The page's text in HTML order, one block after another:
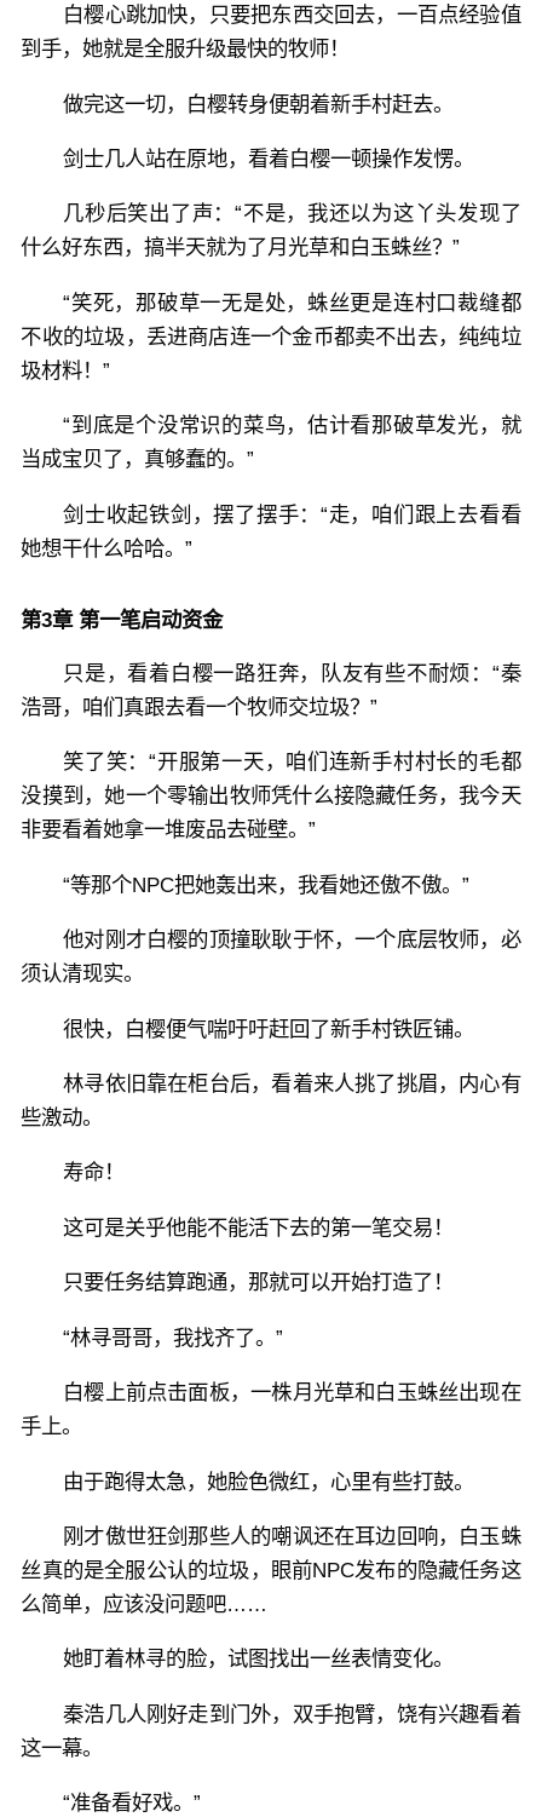
白樱心跳加快，只要把东西交回去，一百点经验值
到手，她就是全服升级最快的牧师！
做完这一切，白樱转身便朝着新手村赶去。
剑士几人站在原地，看着白樱一顿操作发愣。
几秒后笑出了声：“不是，我还以为这丫头发现了
什么好东西，搞半天就为了月光草和白玉蛛丝？”
“笑死，那破草一无是处，蛛丝更是连村口裁缝都
不收的垃圾，丢进商店连一个金币都卖不出去，纯纯垃
圾材料！”
“到底是个没常识的菜鸟，估计看那破草发光，就
当成宝贝了，真够蠢的。”
剑士收起铁剑，摆了摆手：“走，咱们跟上去看看
她想干什么哈哈。”
第3章 第一笔启动资金
只是，看着白樱一路狂奔，队友有些不耐烦：“秦
浩哥，咱们真跟去看一个牧师交垃圾？”
笑了笑：“开服第一天，咱们连新手村村长的毛都
没摸到，她一个零输出牧师凭什么接隐藏任务，我今天
非要看着她拿一堆废品去碰壁。”
“等那个NPC把她轰出来，我看她还傲不傲。”
他对刚才白樱的顶撞耿耿于怀，一个底层牧师，必
须认清现实。
很快，白樱便气喘吁吁赶回了新手村铁匠铺。
林寻依旧靠在柜台后，看着来人挑了挑眉，内心有
些激动。
寿命！
这可是关乎他能不能活下去的第一笔交易！
只要任务结算跑通，那就可以开始打造了！
“林寻哥哥，我找齐了。”
白樱上前点击面板，一株月光草和白玉蛛丝出现在
手上。
由于跑得太急，她脸色微红，心里有些打鼓。
刚才傲世狂剑那些人的嘲讽还在耳边回响，白玉蛛
丝真的是全服公认的垃圾，眼前NPC发布的隐藏任务这
么简单，应该没问题吧……
她盯着林寻的脸，试图找出一丝表情变化。
秦浩几人刚好走到门外，双手抱臂，饶有兴趣看着
这一幕。
“准备看好戏。”